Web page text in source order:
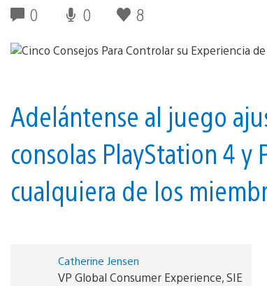
0 0 8
Adelántense al juego
consolas PlayStation 4 y
cualquiera de los
Catherine Jensen
VP Global Consumer Experience, SIE